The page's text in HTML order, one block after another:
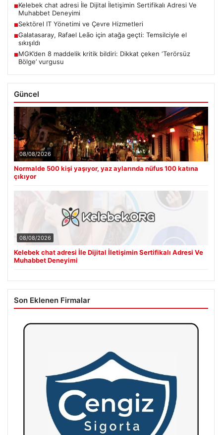
■Kelebek chat adresi İle Dijital İletişimin Sertifikalı Adresi Ve
Muhabbet Deneyimi
■Sektörel IT Yönetimi ve Çevre Hizmetleri
■Galatasaray, Rafael Leão için atağa geçti: Temsilciyle el
sıkışıldı
■MGK’den 8 maddelik kritik bildiri: Dikkat çeken ‘Terörsüz
Bölge’ vurgusu
Güncel
08/08/2026
Normalde 500 kişi yaşıyor, yaz aylarında nüfus 100 katına
çıkıyor
08/08/2026
Kelebek chat adresi İle Dijital İletişimin Sertifikalı Adresi Ve
Muhabbet Deneyimi
Son Eklenen Firmalar